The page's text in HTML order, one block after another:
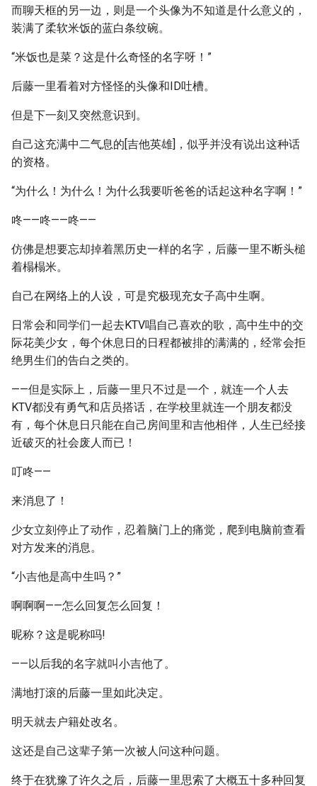
而聊天框的另一边，则是一个头像为不知道是什么意义的，
装满了柔软米饭的蓝白条纹碗。
“米饭也是菜？这是什么奇怪的名字呀！”
后藤一里看着对方怪怪的头像和ID吐槽。
但是下一刻又突然意识到。
自己这充满中二气息的[吉他英雄]，似乎并没有说出这种话
的资格。
“为什么！为什么！为什么我要听爸爸的话起这种名字啊！”
咚——咚——咚——
仿佛是想要忘却掉着黑历史一样的名字，后藤一里不断头槌
着榻榻米。
自己在网络上的人设，可是究极现充女子高中生啊。
日常会和同学们一起去KTV唱自己喜欢的歌，高中生中的交
际花美少女，每个休息日的日程都被排的满满的，经常会拒
绝男生们的告白之类的。
——但是实际上，后藤一里只不过是一个，就连一个人去
KTV都没有勇气和店员搭话，在学校里就连一个朋友都没
有，每个休息日只能在自己房间里和吉他相伴，人生已经接
近破灭的社会废人而已！
叮咚——
来消息了！
少女立刻停止了动作，忍着脑门上的痛觉，爬到电脑前查看
对方发来的消息。
“小吉他是高中生吗？”
啊啊啊——怎么回复怎么回复！
昵称？这是昵称吗!
——以后我的名字就叫小吉他了。
满地打滚的后藤一里如此决定。
明天就去户籍处改名。
这还是自己这辈子第一次被人问这种问题。
终于在犹豫了许久之后，后藤一里思索了大概五十多种回复